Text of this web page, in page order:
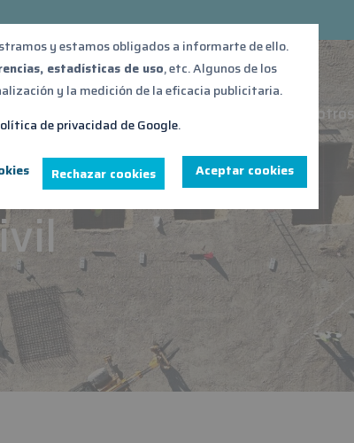
y estamos obligados a informarte de ello.
estadísticas de uso, etc. Algunos de los
y la medición de la eficacia publicitaria.
de privacidad de Google.
Rechazar cookies Aceptar cookies
Sobre nosotros